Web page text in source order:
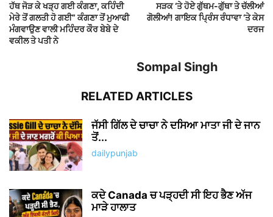
ਹੱਥ ਜੋੜ ਕੇ ਖੜ੍ਹ ਗਈ ਕੰਗਣਾ, ਕਹਿੰਦੀ
ਮੇਰੇ ਤੋਂ ਗਲਤੀ ਹੋ ਗਈ” ਕੰਗਣਾ ਤੋਂ ਮੁਆਫੀ
ਮੰਗਵਾਉਣ ਵਾਲੀ ਮਹਿੰਦਰ ਕੌਰ ਬੇਬੇ ਦੇ
ਵਕੀਲ ਤੇ ਪਤੀ ਨੇ
ਸੜਕ ‘ਤੇ ਹੋਏ ਗੁੱਥਮ-ਗੁੱਥਾ ਤੇ ਚੱਲੀਆਂ
ਗੋਲੀਆਂ! ਗਾਇਕ ਪ੍ਰਿੰਸ ਰੰਧਾਵਾ ‘ਤੇ ਕੇਸ
ਦਰਜ
Sompal Singh
RELATED ARTICLES
ਜੱਸੀ ਗਿੱਲ ਦੇ ਚਾਚਾ ਨੇ ਦਸਿਆ ਮਾਤਾ ਜੀ ਦੇ ਜਾਨ
ਤੋਂ...
dailypunjab
ਕਦੇ Canada ਚ ਪੜ੍ਹਦੀ ਸੀ ਇਹ ਭੈਣ ਅੱਜ
ਮਾੜੇ ਹਾਲਾਤ